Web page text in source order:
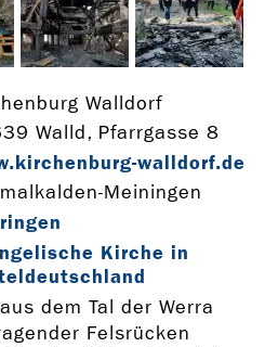
Walldorf
Walld, Pfarrgasse 8
­walldorf.de
Meiningen
Kirche in
dem Tal der Werra
Felsrücken